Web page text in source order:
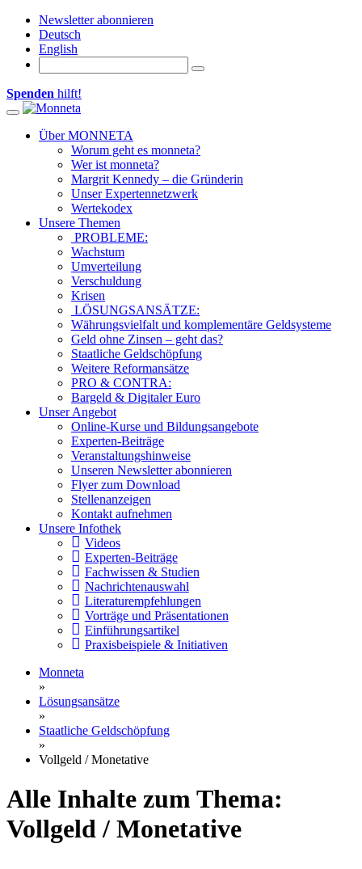
Newsletter abonnieren
Deutsch
English
Spenden hilft!
Toggle navigation
Über MONNETA
Worum geht es monneta?
Wer ist monneta?
Margrit Kennedy – die Gründerin
Unser Expertennetzwerk
Wertekodex
Unsere Themen
PROBLEME:
Wachstum
Umverteilung
Verschuldung
Krisen
LÖSUNGSANSÄTZE:
Währungsvielfalt und komplementäre Geldsysteme
Geld ohne Zinsen – geht das?
Staatliche Geldschöpfung
Weitere Reformansätze
PRO & CONTRA:
Bargeld & Digitaler Euro
Unser Angebot
Online-Kurse und Bildungsangebote
Experten-Beiträge
Veranstaltungshinweise
Unseren Newsletter abonnieren
Flyer zum Download
Stellenanzeigen
Kontakt aufnehmen
Unsere Infothek
Videos
Experten-Beiträge
Fachwissen & Studien
Nachrichtenauswahl
Literaturempfehlungen
Vorträge und Präsentationen
Einführungsartikel
Praxisbeispiele & Initiativen
Monneta
»
Lösungsansätze
»
Staatliche Geldschöpfung
»
Vollgeld / Monetative
Alle Inhalte zum Thema:
Vollgeld / Monetative